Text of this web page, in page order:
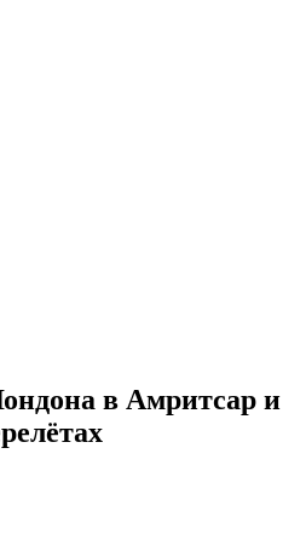
в Амритсар и